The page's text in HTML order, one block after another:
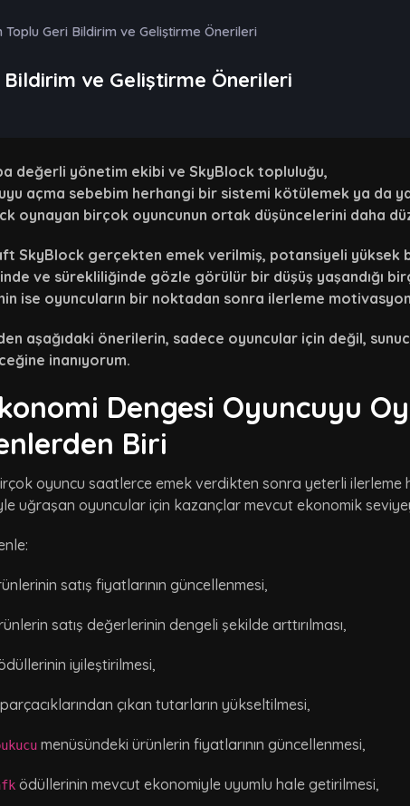
Toplu Geri Bildirim ve Geliştirme Önerileri
Bildirim ve Geliştirme Önerileri
değerli yönetim ekibi ve SkyBlock topluluğu,
açma sebebim herhangi bir sistemi kötülemek ya da
oynayan birçok oyuncunun ortak düşüncelerini daha
SkyBlock gerçekten emek verilmiş, potansiyeli yüksek
ve sürekliliğinde gözle görülür bir düşüş yaşandığı
ise oyuncuların bir noktadan sonra ilerleme
aşağıdaki önerilerin, sadece oyuncular için değil,
inanıyorum.
Dengesi Oyuncuyu
Biri
oyuncu saatlerce emek verdikten sonra yeterli ilerleme
uğraşan oyuncular için kazançlar mevcut ekonomik
satış fiyatlarının güncellenmesi,
satış değerlerinin dengeli şekilde arttırılması,
iyileştirilmesi,
çıkan tutarların yükseltilmesi,
menüsündeki ürünlerin fiyatlarının güncellenmesi,
ödüllerinin mevcut ekonomiyle uyumlu hale getirilmesi,